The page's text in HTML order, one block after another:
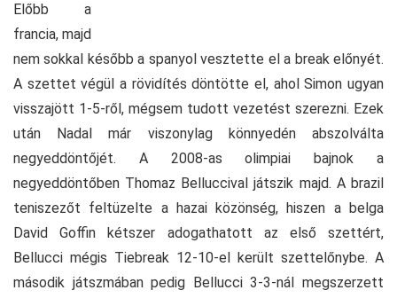
Előbb a
francia, majd
nem sokkal később a spanyol vesztette el a break előnyét.
A szettet végül a rövidítés döntötte el, ahol Simon ugyan
visszajött 1-5-ről, mégsem tudott vezetést szerezni. Ezek
után Nadal már viszonylag könnyedén abszolválta
negyeddöntőjét. A 2008-as olimpiai bajnok a
negyeddöntőben Thomaz Belluccival játszik majd. A brazil
teniszezőt feltüzelte a hazai közönség, hiszen a belga
David Goffin kétszer adogathatott az első szettért,
Bellucci mégis Tiebreak 12-10-el került szettelőnybe. A
második játszmában pedig Bellucci 3-3-nál megszerzett